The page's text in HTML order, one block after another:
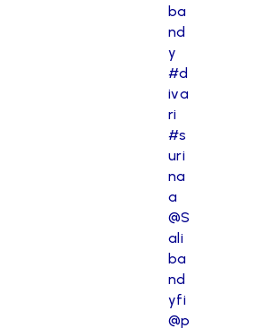
ba
nd
y
#d
iva
ri
#s
uri
na
a
@S
ali
ba
nd
yfi
@p